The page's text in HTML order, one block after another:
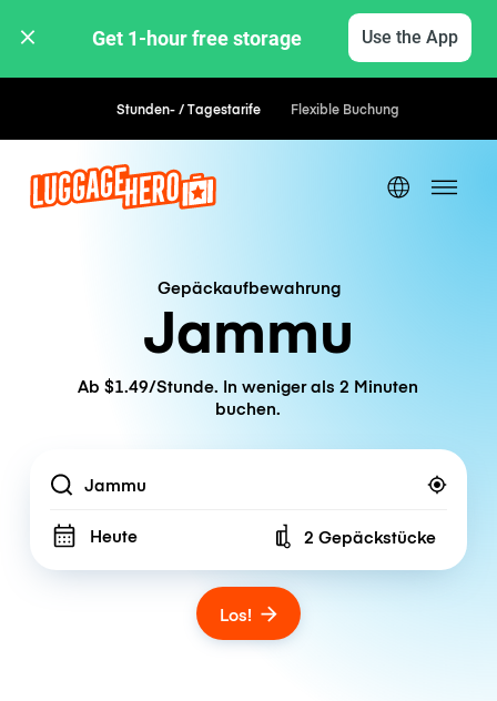
Get 1-hour free storage Use the App
Stunden- / Tagestarife Flexible Buchung
Gepäckaufbewahrung
Jammu
Ab $1.49/Stunde. In weniger als 2 Minuten
buchen.
Location
Heute Number of bags
2 Gepäckstücke
Los!